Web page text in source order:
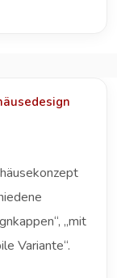
„mit
Variante“.